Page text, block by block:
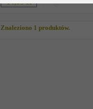
14,09 zł
Znaleziono 1 produktów.